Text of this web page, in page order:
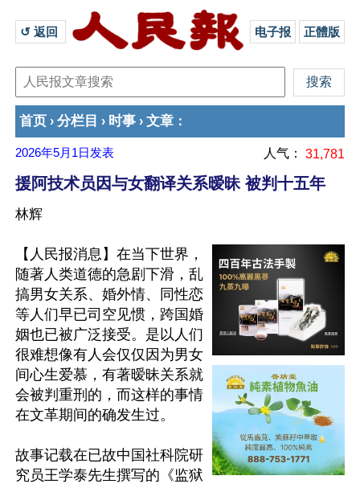
↺ 返回 电子报 正體版
首页 › 分栏目 › 时事 › 文章 ：
2026年5月1日 发表 人气： 31,781
援阿技术员因与女翻译关系暧昧 被判十五年
林辉
【人民报消息】在当下世界，
随著人类道德的急剧下滑，乱
搞男女关系、婚外情、同性恋
等人们早已司空见惯，跨国婚
姻也已被广泛接受。是以人们
很难想像有人会仅仅因为男女
间心生爱慕，有著暧昧关系就
会被判重刑的，而这样的事情
在文革期间的确发生过。
故事记载在已故中国社科院研
究员王学泰先生撰写的《监狱